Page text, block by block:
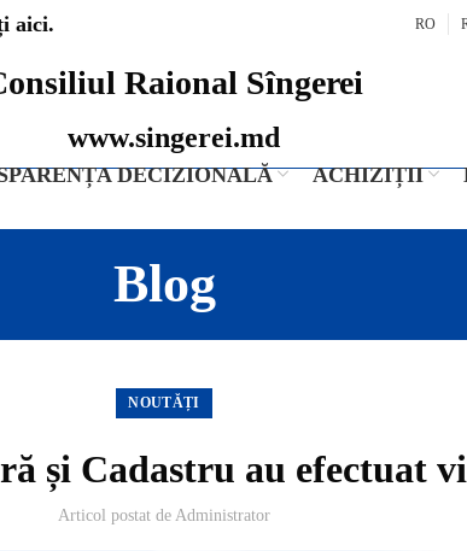
aici. RO
Raional Sîngerei
www.singerei.md
DECIZIONALĂ ACHIZIȚII
Blog
NOUTĂȚI
și Cadastru au efectuat
Articol postat de Administrator